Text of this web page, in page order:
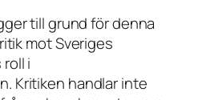
till grund för denna
mot Sveriges
i
Kritiken handlar inte